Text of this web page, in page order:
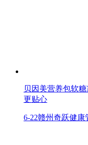
贝因美营养包软
更贴心
6-22赣州奇跃健康